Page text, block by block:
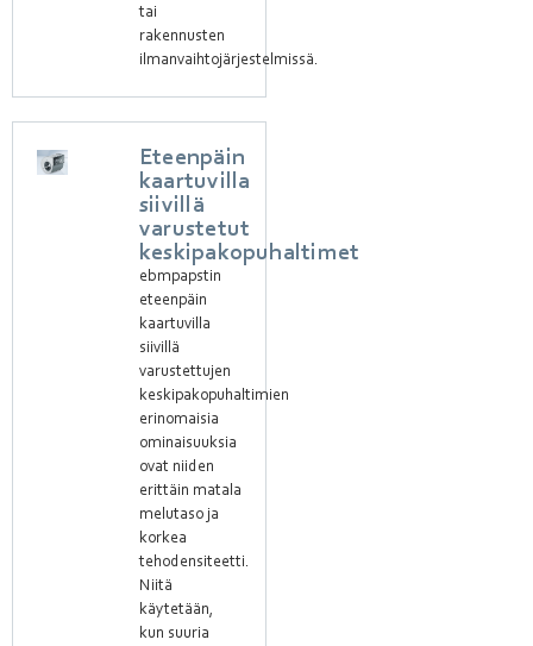
tai
rakennusten
ilmanvaihtojärjestelmissä.
Eteenpäin
kaartuvilla
siivillä
varustetut
keskipakopuhaltimet
ebmpapstin
eteenpäin
kaartuvilla
siivillä
varustettujen
keskipakopuhaltimien
erinomaisia
ominaisuuksia
ovat niiden
erittäin matala
melutaso ja
korkea
tehodensiteetti.
Niitä
käytetään,
kun suuria